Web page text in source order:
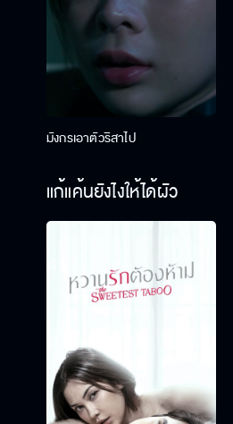
มังกรเอาตัวริสาไป
แก้แค้นยังไงให้ได้ผัว